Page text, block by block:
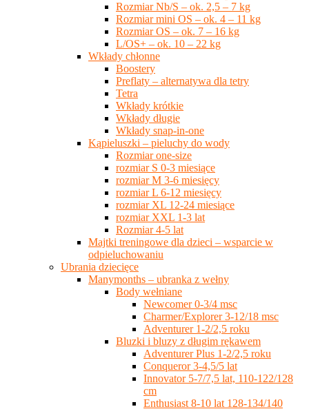
Rozmiar Nb/S – ok. 2,5 – 7 kg
Rozmiar mini OS – ok. 4 – 11 kg
Rozmiar OS – ok. 7 – 16 kg
L/OS+ – ok. 10 – 22 kg
Wkłady chłonne
Boostery
Preflaty – alternatywa dla tetry
Tetra
Wkłady krótkie
Wkłady długie
Wkłady snap-in-one
Kąpieluszki – pieluchy do wody
Rozmiar one-size
rozmiar S 0-3 miesiące
rozmiar M 3-6 miesięcy
rozmiar L 6-12 miesięcy
rozmiar XL 12-24 miesiące
rozmiar XXL 1-3 lat
Rozmiar 4-5 lat
Majtki treningowe dla dzieci – wsparcie w
odpieluchowaniu
Ubrania dziecięce
Manymonths – ubranka z wełny
Body wełniane
Newcomer 0-3/4 msc
Charmer/Explorer 3-12/18 msc
Adventurer 1-2/2,5 roku
Bluzki i bluzy z długim rękawem
Adventurer Plus 1-2/2,5 roku
Conqueror 3-4,5/5 lat
Innovator 5-7/7,5 lat, 110-122/128
cm
Enthusiast 8-10 lat 128-134/140